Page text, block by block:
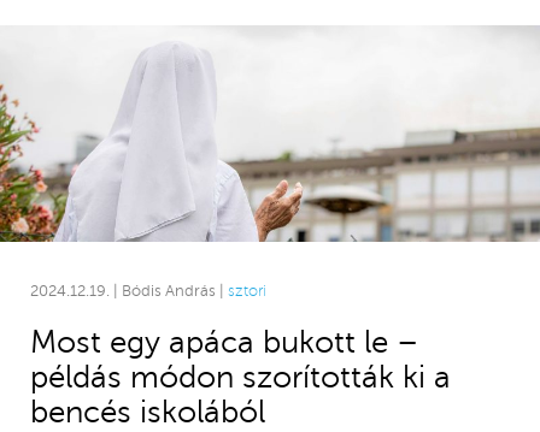
2024.12.19. | Bódis András | sztori
Most egy apáca bukott le –
példás módon szorították ki a
bencés iskolából